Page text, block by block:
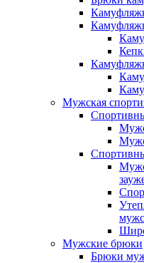
Мужская
Мужские брюки
Брюки